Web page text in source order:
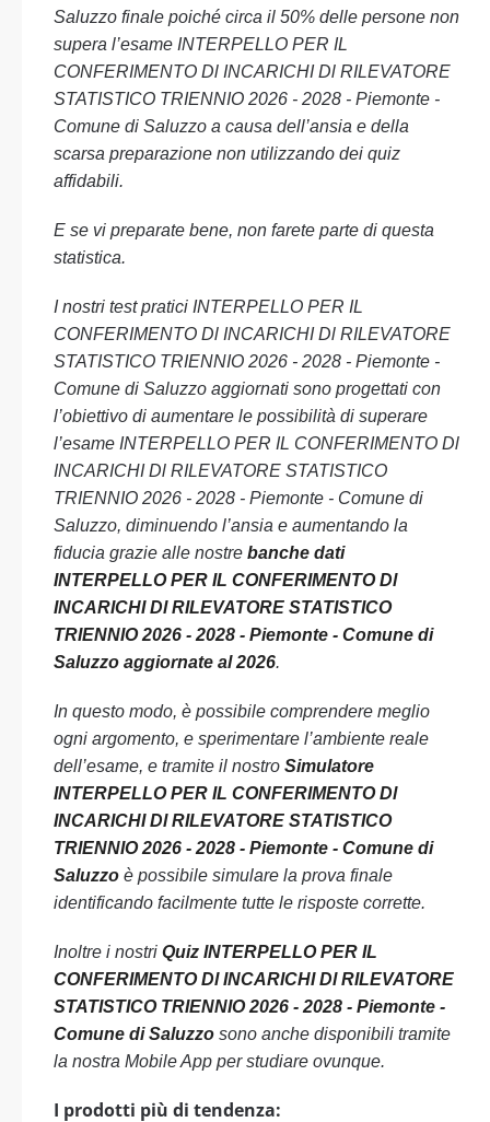
Saluzzo finale poiché circa il 50% delle persone non
supera l’esame INTERPELLO PER IL
CONFERIMENTO Dl INCARICHI Dl RILEVATORE
STATISTICO TRIENNIO 2026 - 2028 - Piemonte -
Comune di Saluzzo a causa dell’ansia e della
scarsa preparazione non utilizzando dei quiz
affidabili.
E se vi preparate bene, non farete parte di questa
statistica.
I nostri test pratici INTERPELLO PER IL
CONFERIMENTO Dl INCARICHI Dl RILEVATORE
STATISTICO TRIENNIO 2026 - 2028 - Piemonte -
Comune di Saluzzo aggiornati sono progettati con
l’obiettivo di aumentare le possibilità di superare
l’esame INTERPELLO PER IL CONFERIMENTO Dl
INCARICHI Dl RILEVATORE STATISTICO
TRIENNIO 2026 - 2028 - Piemonte - Comune di
Saluzzo, diminuendo l’ansia e aumentando la
fiducia grazie alle nostre banche dati
INTERPELLO PER IL CONFERIMENTO Dl
INCARICHI Dl RILEVATORE STATISTICO
TRIENNIO 2026 - 2028 - Piemonte - Comune di
Saluzzo aggiornate al 2026.
In questo modo, è possibile comprendere meglio
ogni argomento, e sperimentare l’ambiente reale
dell’esame, e tramite il nostro Simulatore
INTERPELLO PER IL CONFERIMENTO Dl
INCARICHI Dl RILEVATORE STATISTICO
TRIENNIO 2026 - 2028 - Piemonte - Comune di
Saluzzo è possibile simulare la prova finale
identificando facilmente tutte le risposte corrette.
Inoltre i nostri Quiz INTERPELLO PER IL
CONFERIMENTO Dl INCARICHI Dl RILEVATORE
STATISTICO TRIENNIO 2026 - 2028 - Piemonte -
Comune di Saluzzo sono anche disponibili tramite
la nostra Mobile App per studiare ovunque.
I prodotti più di tendenza: